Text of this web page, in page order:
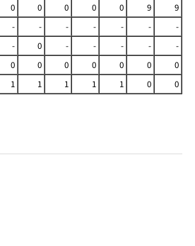
0 0 0 0 0 9
9
- - - - - -
-
- 0 - - - -
-
0 0 0 0 0 0
0
1 1 1 1 1 0 0